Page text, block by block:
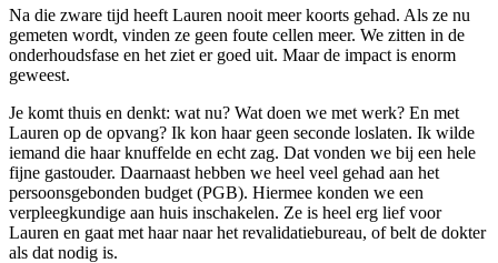
Na die zware tijd heeft Lauren nooit meer koorts gehad. Als ze nu
gemeten wordt, vinden ze geen foute cellen meer. We zitten in de
onderhoudsfase en het ziet er goed uit. Maar de impact is enorm
geweest.
Je komt thuis en denkt: wat nu? Wat doen we met werk? En met
Lauren op de opvang? Ik kon haar geen seconde loslaten. Ik wilde
iemand die haar knuffelde en echt zag. Dat vonden we bij een hele
fijne gastouder. Daarnaast hebben we heel veel gehad aan het
persoonsgebonden budget (PGB). Hiermee konden we een
verpleegkundige aan huis inschakelen. Ze is heel erg lief voor
Lauren en gaat met haar naar het revalidatiebureau, of belt de dokter
als dat nodig is.